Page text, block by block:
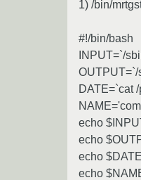
1) /bin/
#!/bin/bash
INPUT=`/
OUTPUT=`/
DATE=`cat
echo
echo
echo $DATE
echo